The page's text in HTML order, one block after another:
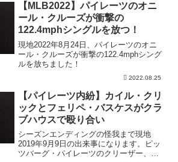
【MLB2022】パイレーツのオニ
ール・クルーズが衝撃の
122.4mphシングルを放つ！
現地2022年8月24日、パイレーツのオニ
ール・クルーズが衝撃の122.4mphシング
ルを放ちました！
2022.08.25
【パイレーツ内紛】カイル・クリ
ックとフェリペ・バスケスがクラ
ブハウスで殴り合い
シーズンエンディングの怪我まで現地
2019年9月9日の出来事になります。ピッ
ツバーグ・パイレーツのクリーザー、フ